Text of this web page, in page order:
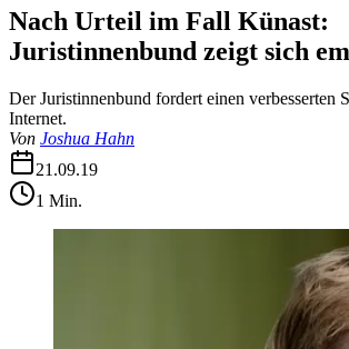
Nach Urteil im Fall Künast:
Juristinnenbund zeigt sich
Der Juristinnenbund fordert einen verbesserten
Internet.
Von Joshua Hahn
21.09.19
1 Min.